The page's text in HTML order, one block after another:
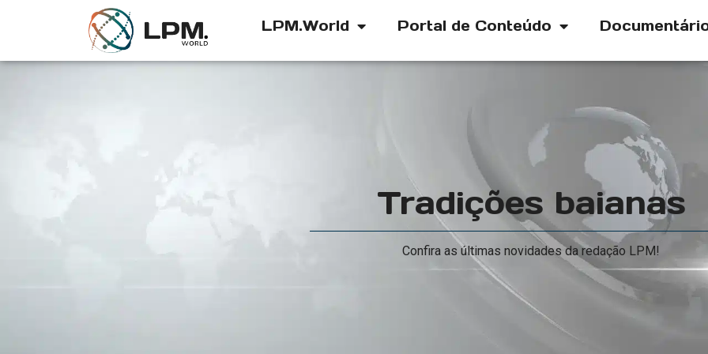
LPM.World Portal de Conteúdo
Tradições baianas
Confira as últimas novidades da redação LPM!